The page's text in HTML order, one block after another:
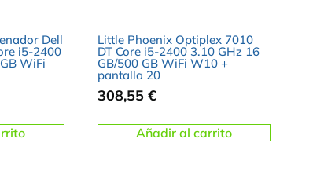
Dell
i5-2400
WiFi
Little Phoenix Optiplex 7010
DT Core i5-2400 3.10 GHz 16
GB/500 GB WiFi W10 +
pantalla 20
308,55 €
Añadir al carrito